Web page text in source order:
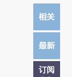
订阅